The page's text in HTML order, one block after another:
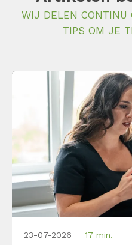
WIJ DELEN CONTINU
TIPS OM JE
23-07-2026 17 min.